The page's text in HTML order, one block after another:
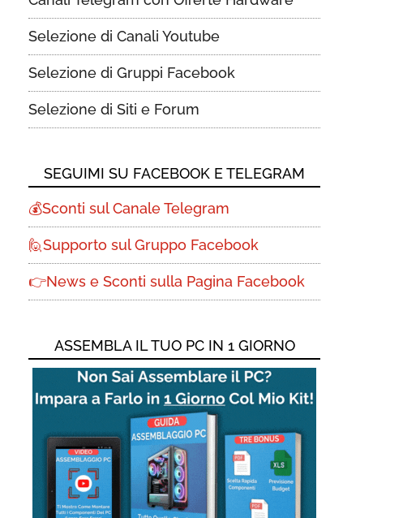
Selezione di Canali Youtube
Selezione di Gruppi Facebook
Selezione di Siti e Forum
SEGUIMI SU FACEBOOK E TELEGRAM
💰Sconti sul Canale Telegram
🙋Supporto sul Gruppo Facebook
👉News e Sconti sulla Pagina Facebook
ASSEMBLA IL TUO PC IN 1 GIORNO